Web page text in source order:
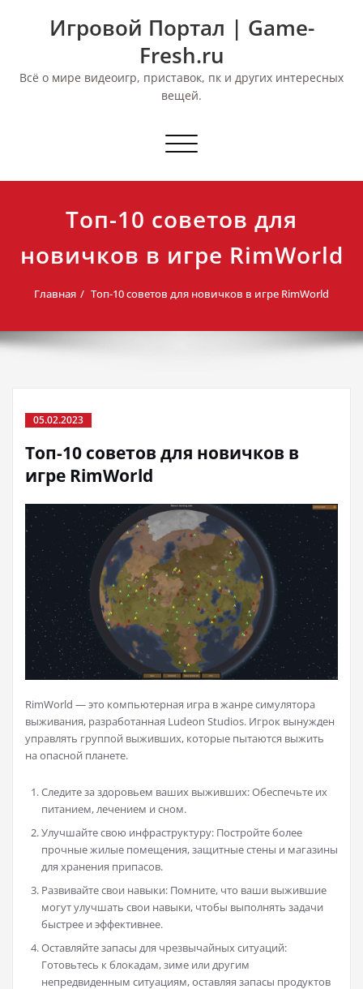
Игровой Портал | Game-
Fresh.ru
Всё о мире видеоигр, приставок, пк и других интересных
вещей.
Переключить
Топ-10 советов для
новичков в игре RimWorld
Главная Топ-10 советов для новичков в игре RimWorld
05.02.2023
Топ-10 советов для новичков в
игре RimWorld
RimWorld — это компьютерная игра в жанре симулятора
выживания, разработанная Ludeon Studios. Игрок вынужден
управлять группой выживших, которые пытаются выжить
на опасной планете.
Следите за здоровьем ваших выживших: Обеспечьте их
питанием, лечением и сном.
Улучшайте свою инфраструктуру: Постройте более
прочные жилые помещения, защитные стены и магазины
для хранения припасов.
Развивайте свои навыки: Помните, что ваши выжившие
могут улучшать свои навыки, чтобы выполнять задачи
быстрее и эффективнее.
Оставляйте запасы для чрезвычайных ситуаций:
Готовьтесь к блокадам, зиме или другим
непредвиденным ситуациям, оставляя запасы продуктов